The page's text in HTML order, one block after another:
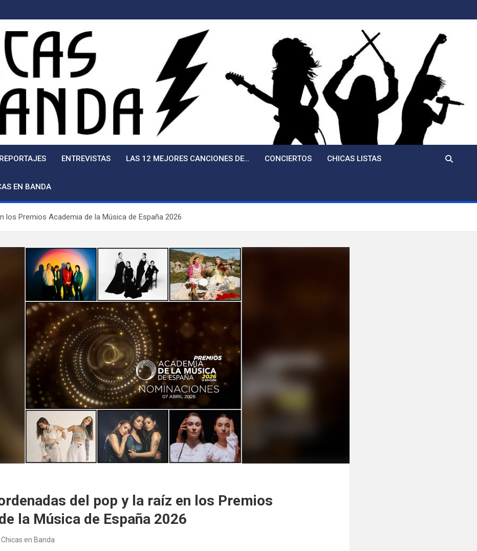
REPORTAJES ENTREVISTAS LAS 12 MEJORES CANCIONES DE… CONCIERTOS CHICAS LISTAS
EN BANDA
los Premios Academia de la Música de España 2026
del pop y la raíz en los Premios
la Música de España 2026
Chicas en Banda